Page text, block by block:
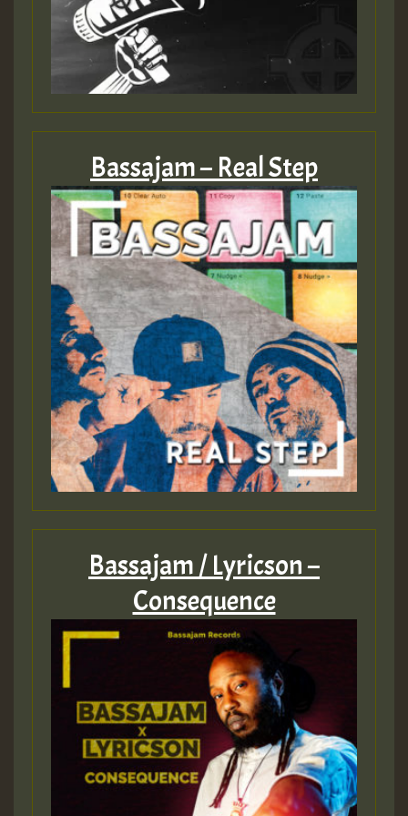
zzzzzzzzzzzzzzz5 am
Guest_805
Guest_75
Guest_393
Guest_393
ZZZZZZZZZZZZZZZZZZZZ
Guest_393
Guest_197
Guest_197
Bassajam – Real Step
Bassajam / Lyricson –
Consequence